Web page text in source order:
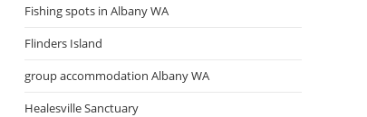
Fishing spots in Albany WA
Flinders Island
group accommodation Albany WA
Healesville Sanctuary